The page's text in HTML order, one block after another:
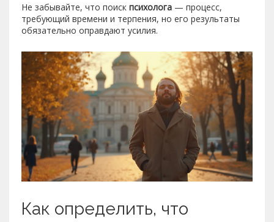
Не забывайте, что поиск психолога — процесс,
требующий времени и терпения, но его результаты
обязательно оправдают усилия.
Как определить, что